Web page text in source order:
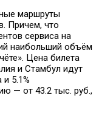
маршруты
Причем, что
сервиса на
наибольший объём
Цена билета
и Стамбул идут
5.1%
— от 43.2 тыс. руб.,